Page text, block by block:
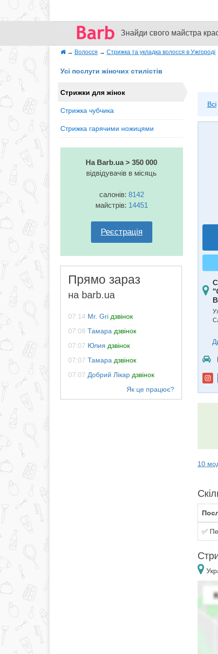
Знайди свого майстра
→ Волосся → Стрижка та укладка волосся в Ужгороді
Всі
Усі послуги жіночих стилістів
Стрижки для жінок
Стрижка чубчика
Стрижка гарячими ножицями
На Barb.ua > 350 000
відвідувачів в місяць
салонів: 8142
майстрів: 14451
Реєстрація
Прямо зараз
на barb.ua
07:14 Mr. Gri дзвінок
07:08 Тамара дзвінок
07:07 Юлия дзвінок
07:07 Тамара дзвінок
07:07 Добрий Лiкар дзвінок
10
✅